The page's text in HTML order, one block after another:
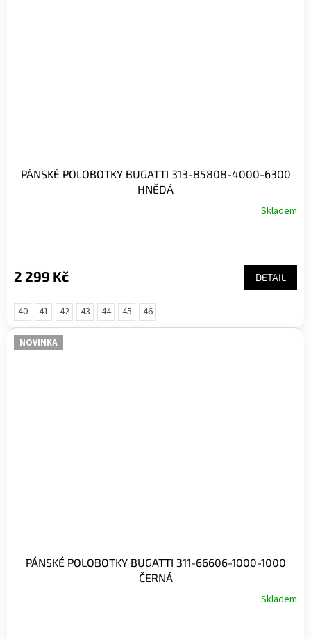
PÁNSKÉ POLOBOTKY BUGATTI 313-85808-4000-6300
HNĚDÁ
Skladem
2 299 Kč DETAIL
40 41 42 43 44 45 46
NOVINKA
PÁNSKÉ POLOBOTKY BUGATTI 311-66606-1000-1000
ČERNÁ
Skladem